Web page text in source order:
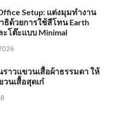
Setup: แต่งมุมทำงาน
ธิด้วยการใช้สีโทน Earth
ะโต๊ะแบบ Minimal
ราวแขวนเสื้อผ้าธรรมดา ให้
วนเสื้อสุดเก๋